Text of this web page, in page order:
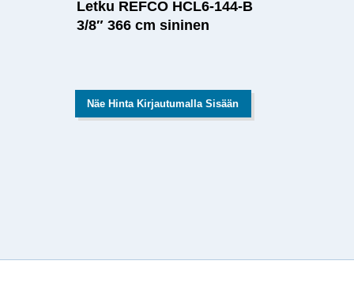
Letku REFCO HCL6-144-B
3/8″ 366 cm sininen
Näe Hinta Kirjautumalla Sisään